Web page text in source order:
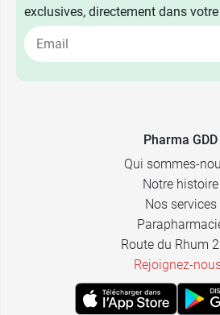
exclusives, directement dans
Pharma GDD
Qui sommes-
Notre histoire
Nos services
Route du Rhum
Rejoignez-